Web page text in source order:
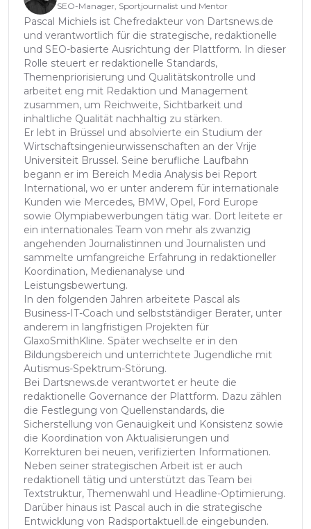
SEO-Manager, Sportjournalist und Mentor
Pascal Michiels ist Chefredakteur von Dartsnews.de
und verantwortlich für die strategische, redaktionelle
und SEO-basierte Ausrichtung der Plattform. In dieser
Rolle steuert er redaktionelle Standards,
Themenpriorisierung und Qualitätskontrolle und
arbeitet eng mit Redaktion und Management
zusammen, um Reichweite, Sichtbarkeit und
inhaltliche Qualität nachhaltig zu stärken.
Er lebt in Brüssel und absolvierte ein Studium der
Wirtschaftsingenieurwissenschaften an der Vrije
Universiteit Brussel. Seine berufliche Laufbahn
begann er im Bereich Media Analysis bei Report
International, wo er unter anderem für internationale
Kunden wie Mercedes, BMW, Opel, Ford Europe
sowie Olympiabewerbungen tätig war. Dort leitete er
ein internationales Team von mehr als zwanzig
angehenden Journalistinnen und Journalisten und
sammelte umfangreiche Erfahrung in redaktioneller
Koordination, Medienanalyse und
Leistungsbewertung.
In den folgenden Jahren arbeitete Pascal als
Business-IT-Coach und selbstständiger Berater, unter
anderem in langfristigen Projekten für
GlaxoSmithKline. Später wechselte er in den
Bildungsbereich und unterrichtete Jugendliche mit
Autismus-Spektrum-Störung.
Bei Dartsnews.de verantwortet er heute die
redaktionelle Governance der Plattform. Dazu zählen
die Festlegung von Quellenstandards, die
Sicherstellung von Genauigkeit und Konsistenz sowie
die Koordination von Aktualisierungen und
Korrekturen bei neuen, verifizierten Informationen.
Neben seiner strategischen Arbeit ist er auch
redaktionell tätig und unterstützt das Team bei
Textstruktur, Themenwahl und Headline-Optimierung.
Darüber hinaus ist Pascal auch in die strategische
Entwicklung von Radsportaktuell.de eingebunden.